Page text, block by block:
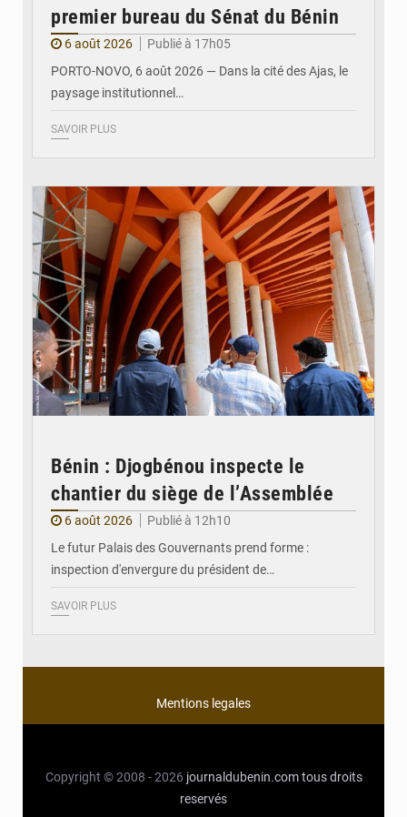
premier bureau du Sénat du Bénin
6 août 2026
Publié à 17h05
PORTO-NOVO, 6 août 2026 — Dans la cité des Ajas, le
paysage institutionnel…
SAVOIR PLUS
Bénin : Djogbénou inspecte le
chantier du siège de l’Assemblée
6 août 2026
Publié à 12h10
Le futur Palais des Gouvernants prend forme :
inspection d'envergure du président de…
SAVOIR PLUS
Mentions legales
Copyright © 2008 - 2026 journaldubenin.com tous droits
reservés